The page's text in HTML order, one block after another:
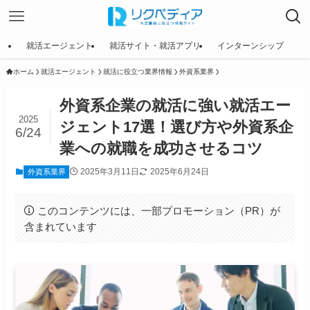
就活エージェント 就活サイト・就活アプリ インターンシップ
ホーム 就活エージェント 就活に役立つ業界情報 外資系業界
外資系企業の就活に強い就活エー
ジェント17選！選び方や外資系企
業への就職を成功させるコツ
2025
6/24
外資系業界 2025年3月11日 2025年6月24日
このコンテンツには、一部プロモーション（PR）が
含まれています